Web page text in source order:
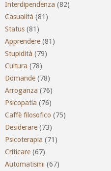
Interdipendenza (82)
Casualità (81)
Status (81)
Apprendere (81)
Stupidità (79)
Cultura (78)
Domande (78)
Arroganza (76)
Psicopatia (76)
Caffè filosofico (75)
Desiderare (73)
Psicoterapia (71)
Criticare (67)
Automatismi (67)